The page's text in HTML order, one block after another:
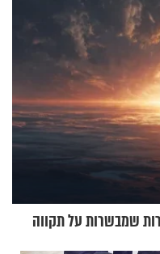
שמבשרות על תקווה